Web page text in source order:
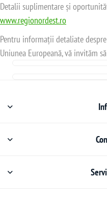
Detalii suplimentare și
www.regionordest.ro
Pentru informații detaliate
Uniunea Europeană, vă invităm